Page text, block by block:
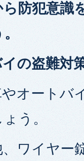
防犯意識
の盗難対
やオートバ
う。
、ワイヤー